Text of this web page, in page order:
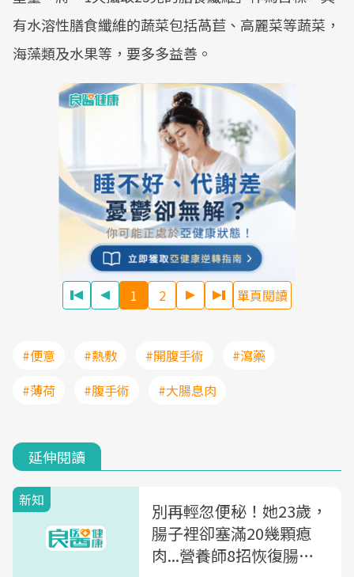
有水溶性膳食纖維的蔬菜包括萵苣、高麗菜等蔬菜，
海藻類及水果等，要多多益善。
1 2 單頁閱讀
#便意 #熱敷 #開腹手術
#瀉藥
#薄荷
#腹手術 #大腸息肉
延伸閱讀
新知
別再輕忽便秘！她23歲，
腸子裡卻塞滿20幾顆瘜
肉...營養師8招恢復腸道